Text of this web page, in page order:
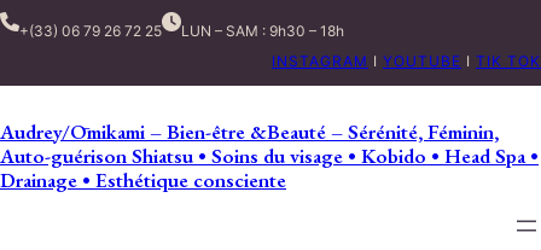
+(33) 06 79 26 72 25
LUN – SAM : 9h30 – 18h
INSTAGRAM I YOUTUBE I TIK TOK
Audrey/Ōmikami – Bien-être &Beauté – Sérénité, Féminin,
Auto-guérison Shiatsu • Soins du visage • Kobido • Head Spa •
Drainage • Esthétique consciente